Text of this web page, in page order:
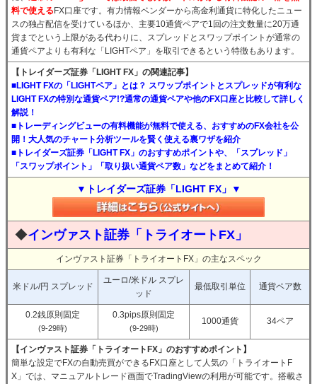
料で使える FX口座です。有力情報ベンダーから高金利通貨に特化したニュー
スの独占配信を受けているほか、主要10通貨ペアで1回の注文数量に20万通
貨までという上限がある代わりに、スプレッドとスワップポイントが通常の
通貨ペアよりも有利な「LIGHTペア」を取引できるという特徴もあります。
【トレイダーズ証券「LIGHT FX」の関連記事】
■LIGHT FXの「LIGHTペア」とは？ スワップポイントとスプレッドが有利な
LIGHT FXの特別な通貨ペア!?通常の通貨ペアや他のFX口座と比較して詳しく
解説！
■トレーディングビューの有料機能が無料で使える、おすすめのFX会社を公
開！大人気のチャート分析ツールを賢く使える裏ワザを紹介
■トレイダーズ証券「LIGHT FX」のおすすめポイントや、「スプレッド」
「スワップポイント」「取り扱い通貨ペア数」などをまとめて紹介！
▼トレイダーズ証券「LIGHT FX」▼
◆インヴァスト証券「トライオートFX」
インヴァスト証券「トライオートFX」の主なスペック
米ドル/円 スプレッド
ユーロ/米ドル スプレ
ッド
最低取引単位 通貨ペア数
0.2銭原則固定
(9-29時)
0.3pips原則固定
(9-29時)
1000通貨 34ペア
【インヴァスト証券「トライオートFX」のおすすめポイント】
簡単な設定でFXの自動売買ができるFX口座として人気の「トライオートF
X」では、マニュアルトレード画面でTradingViewの利用が可能です。搭載さ